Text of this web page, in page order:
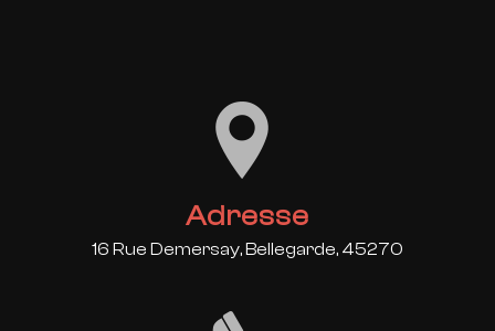
Adresse
16 Rue Demersay, Bellegarde, 45270